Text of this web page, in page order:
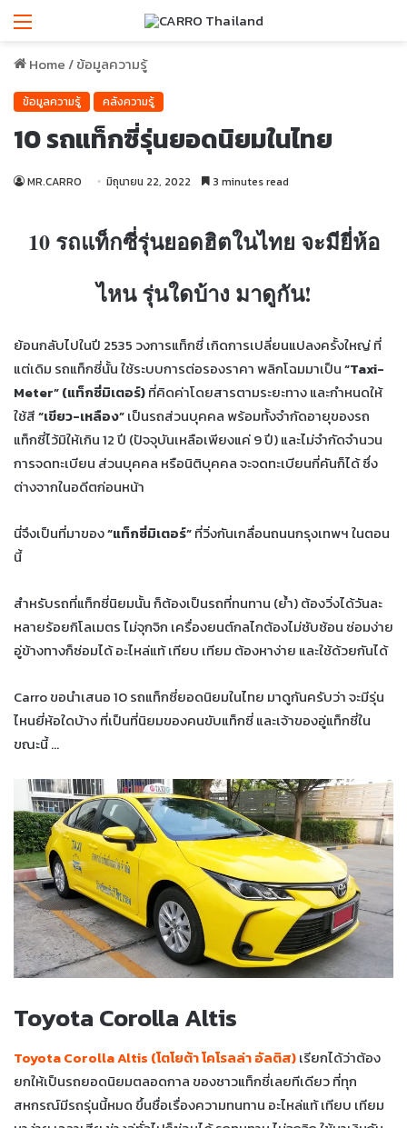
Menu
Home/ข้อมูลความรู้
ข้อมูลความรู้ คลังความรู้
10 รถแท็กซี่รุ่นยอดนิยมในไทย
MR.CARRO มิถุนายน 22, 2022 3 minutes read
10 รถแท็กซี่รุ่นยอดฮิตในไทย จะมียี่ห้อ
ไหน รุ่นใดบ้าง มาดูกัน!
ย้อนกลับไปในปี 2535 วงการแท็กซี่ เกิดการเปลี่ยนแปลงครั้งใหญ่ ที่
แต่เดิม รถแท็กซี่นั้น ใช้ระบบการต่อรองราคา พลิกโฉมมาเป็น“Taxi-
Meter” (แท็กซี่มิเตอร์)ที่คิดค่าโดยสารตามระยะทาง และกำหนดให้
ใช้สี“เขียว-เหลือง”เป็นรถส่วนบุคคล พร้อมทั้งจำกัดอายุของรถ
แท็กซี่ไว้มิให้เกิน 12 ปี (ปัจจุบันเหลือเพียงแค่ 9 ปี) และไม่จำกัดจำนวน
การจดทะเบียน ส่วนบุคคล หรือนิติบุคคล จะจดทะเบียนกี่คันก็ได้ ซึ่ง
ต่างจากในอดีตก่อนหน้า
นี่จึงเป็นที่มาของ“แท็กซี่มิเตอร์”ที่วิ่งกันเกลื่อนถนนกรุงเทพฯ ในตอน
นี้
สำหรับรถที่แท็กซี่นิยมนั้น ก็ต้องเป็นรถที่ทนทาน (ย้ำ) ต้องวิ่งได้วันละ
หลายร้อยกิโลเมตร ไม่จุกจิก เครื่องยนต์กลไกต้องไม่ซับซ้อน ซ่อมง่าย
อู่ข้างทางก็ซ่อมได้ อะไหล่แท้ เทียบ เทียม ต้องหาง่าย และใช้ด้วยกันได้
Carro ขอนำเสนอ 10 รถแท็กซี่ยอดนิยมในไทย มาดูกันครับว่า จะมีรุ่น
ไหนยี่ห้อใดบ้าง ที่เป็นที่นิยมของคนขับแท็กซี่ และเจ้าของอู่แท็กซี่ใน
ขณะนี้ …
Toyota Corolla Altis
Toyota Corolla Altis (โตโยต้า โคโรลล่า อัลติส)เรียกได้ว่าต้อง
ยกให้เป็นรถยอดนิยมตลอดกาล ของชาวแท็กซี่เลยทีเดียว ที่ทุก
สหกรณ์มีรถรุ่นนี้หมด ขึ้นชื่อเรื่องความทนทาน อะไหล่แท้ เทียบ เทียม